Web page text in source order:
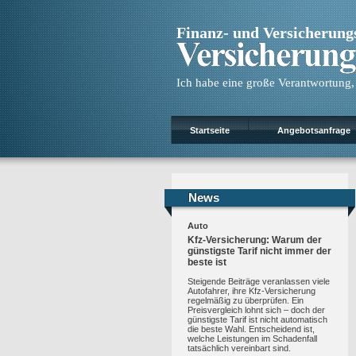
Finanz- und
Ich habe eine große
Startseite Angebotsanfrage
News
News
Auto
Kfz-Versicherung: Warum der
günstigste Tarif nicht immer der
beste ist
Steigende Beiträge veranlassen viele
Autofahrer, ihre Kfz-Versicherung
regelmäßig zu überprüfen. Ein
Preisvergleich lohnt sich – doch der
günstigste Tarif ist nicht automatisch
die beste Wahl. Entscheidend ist,
welche Leistungen im Schadenfall
tatsächlich vereinbart sind.